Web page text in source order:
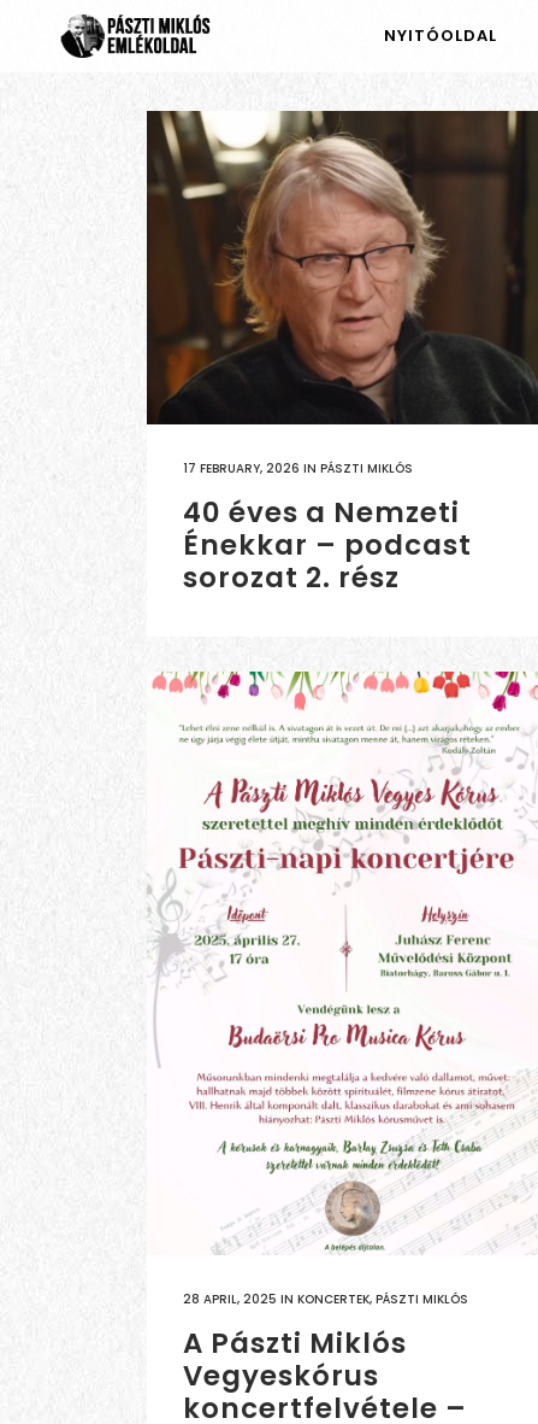
NYITÓOLDAL
17 FEBRUARY, 2026 IN PÁSZTI MIKLÓS
40 éves a Nemzeti
Énekkar – podcast
sorozat 2. rész
28 APRIL, 2025 IN KONCERTEK, PÁSZTI MIKLÓS
A Pászti Miklós
Vegyeskórus
koncertfelvétele –